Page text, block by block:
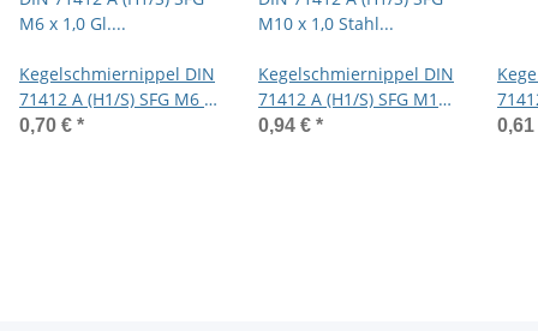
Kegelschmiernippel DIN
71412 A (H1/S) SFG M6 x
1,0 Gl. 4mm verzinkt
0,70 € *
Kegelschmiernippel DIN
71412 A (H1/S) SFG M10
x 1,0 Stahl gelb verzinkt
0,94 € *